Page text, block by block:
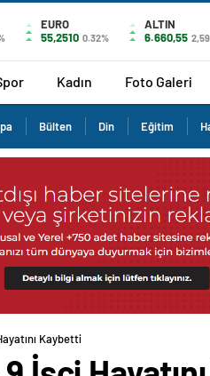
EURO
55,2510 0.32%
ALTIN
6.660,55 2,59
Kadın Foto Galeri
Bülten Din Eğitim
Kaybetti